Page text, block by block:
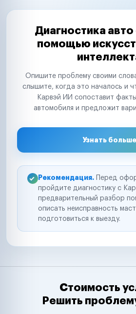
Диагностика авто
помощью
Опишите проблему своими
слышите, когда это началось и
Карвэй ИИ сопоставит
автомобиля и предложит
Узнать больше
Рекомендация. Перед
пройдите диагностику с
предварительный разбор
описать неисправность
подготовиться к выезду.
Стоимость
Решить